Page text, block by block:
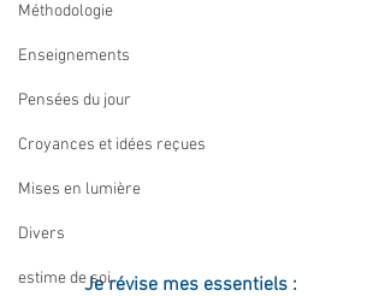
Méthodologie
Enseignements
Pensées du jour
Croyances et idées reçues
Mises en lumière
Divers
estime de soiJe révise mes essentiels :